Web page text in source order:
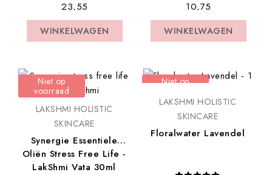
€ 23,55
WINKELWAGEN
WINKELWAGEN
€ 10,75
WINKELWAGEN
WINKELWAGEN
Niet op
voorraad
LAKSHMI HOLISTIC
SKINCARE
Synergie Essentiele
Oliën Stress Free Life -
LakShmi Vata 30ml
Niet op
LAKSHMI HOLISTIC
SKINCARE
Floralwater Lavendel